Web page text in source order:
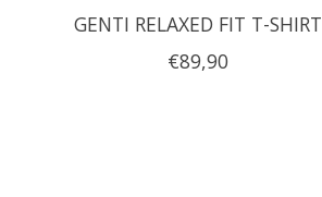
GENTI RELAXED FIT T-SHIRT
€89,90